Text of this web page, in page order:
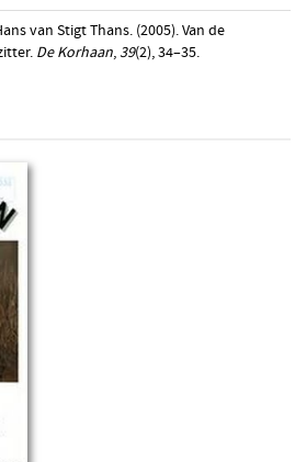
van Stigt Thans. (2005). Van de
De Korhaan, 39(2), 34–35.